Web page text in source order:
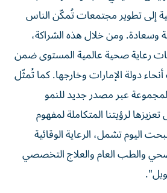
إلى تطوير مجتمعات تُمكّن الناس
ومن خلال هذه الشراكة،
رعاية صحية عالمية المستوى ضمن
دولة الإمارات وخارجها. كما تُمثّل
عبر مصدر جديد للنمو
لرؤيتنا المتكاملة لمفهوم
اليوم تشمل، الرعاية الوقائية
والطب العام والعلاج التخصصي